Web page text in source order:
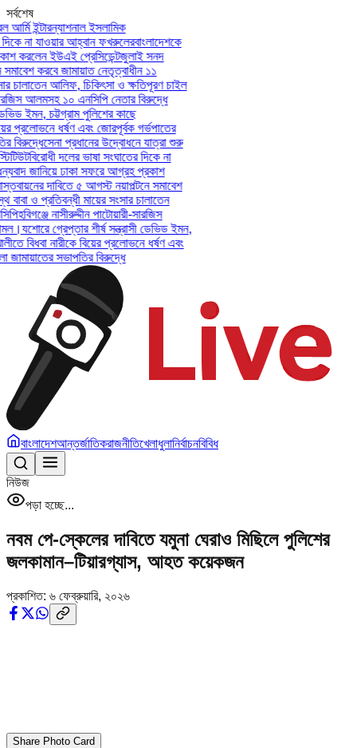
সর্বশেষ
ইন্টারন্যাশনাল ইসলামিক
না যাওয়ার আহ্বান ফখরুলেরবাংলাদেশকে
করলেন ইউএই প্রেসিডেন্টজুলাই সনদ
করবে জামায়াত নেতৃত্বাধীন ১১
আলিফ, চিকিৎসা ও ক্ষতিপূরণ চাইল
আলমসহ ১০ এনসিপি নেতার বিরুদ্ধে
ইমন, চট্টগ্রাম পুলিশের কাছে
প্রলোভনে ধর্ষণ এবং জোরপূর্বক গর্ভপাতের
সেনা প্রধানের উদ্বোধনে যাত্রা শুরু
বিরোধী দলের ভাষা সংঘাতের দিকে না
জানিয়ে ঢাকা সফরে আগ্রহ প্রকাশ
দাবিতে ৫ আগস্ট নয়াপল্টনে সমাবেশ
ও প্রতিবন্ধী মায়ের সংসার চালাতেন
হবিগঞ্জে নাসীরুদ্দীন পাটোয়ারী-সারজিস
যশোরে গ্রেপ্তার শীর্ষ সন্ত্রাসী ডেভিড ইমন,
বিধবা নারীকে বিয়ের প্রলোভনে ধর্ষণ এবং
সভাপতির বিরুদ্ধে
বাংলাদেশআন্তর্জাতিকরাজনীতিখেলাধুলানির্বাচনবিবিধ
নিউজ
পড়া হচ্ছে...
নবম পে-স্কেলের দাবিতে যমুনা ঘেরাও মিছিলে পুলিশের
জলকামান–টিয়ারগ্যাস, আহত কয়েকজন
প্রকাশিত: ৬ ফেব্রুয়ারি, ২০২৬
Share Photo Card